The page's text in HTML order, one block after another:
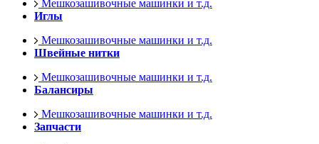
Мешкозашивочные машинки и т.д.
Иглы
Мешкозашивочные машинки и т.д.
Швейные нитки
Мешкозашивочные машинки и т.д.
Балансиры
Мешкозашивочные машинки и т.д.
Запчасти